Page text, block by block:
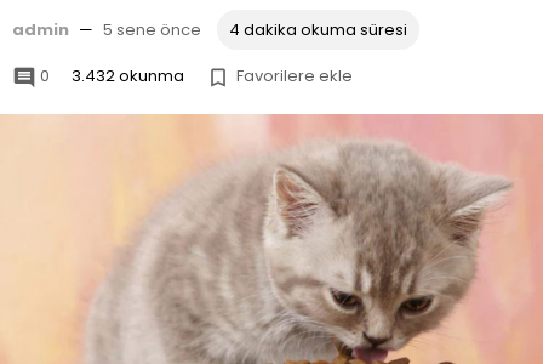
admin — 5 sene önce 4 dakika okuma süresi
 0 3.432 okunma  Favorilere ekle